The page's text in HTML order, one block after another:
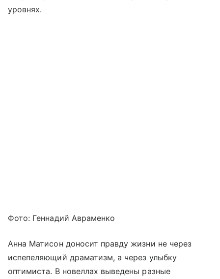
уровнях.
Фото: Геннадий Авраменко
Анна Матисон доносит правду жизни не через
испепеляющий драматизм, а через улыбку
оптимиста. В новеллах выведены разные